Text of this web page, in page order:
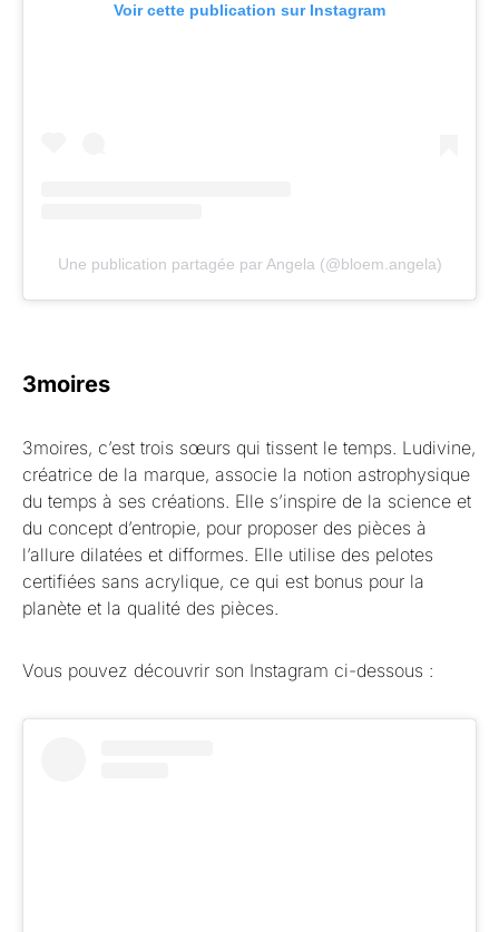
Voir cette publication sur Instagram
Une publication partagée par Angela (@bloem.angela)
3moires
3moires, c’est trois sœurs qui tissent le temps. Ludivine,
créatrice de la marque, associe la notion astrophysique
du temps à ses créations. Elle s’inspire de la science et
du concept d’entropie, pour proposer des pièces à
l’allure dilatées et difformes. Elle utilise des pelotes
certifiées sans acrylique, ce qui est bonus pour la
planète et la qualité des pièces.
Vous pouvez découvrir son Instagram ci-dessous :